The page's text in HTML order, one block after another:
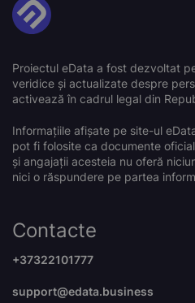
Proiectul eData a fost dezvoltat
veridice și actualizate despre
activează în cadrul legal din
Informațiile afișate pe site-ul
pot fi folosite ca documente
și angajații acesteia nu oferă
nici o răspundere pe partea
Contacte
+37322101777
support@edata.business